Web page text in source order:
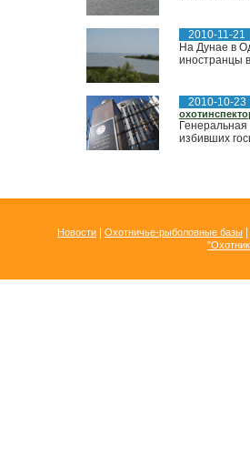
2010-11-21
На Дунае в
иностранцы
2010-10-23
избивших
Новости Охотничье-рыболовные базы